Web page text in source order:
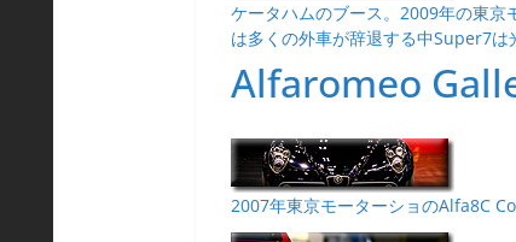
ケータハムのブース。2009年の東京
は多くの外車が辞退する中Super7は
Alfaromeo
2007年東京モーターショのAlfa8C